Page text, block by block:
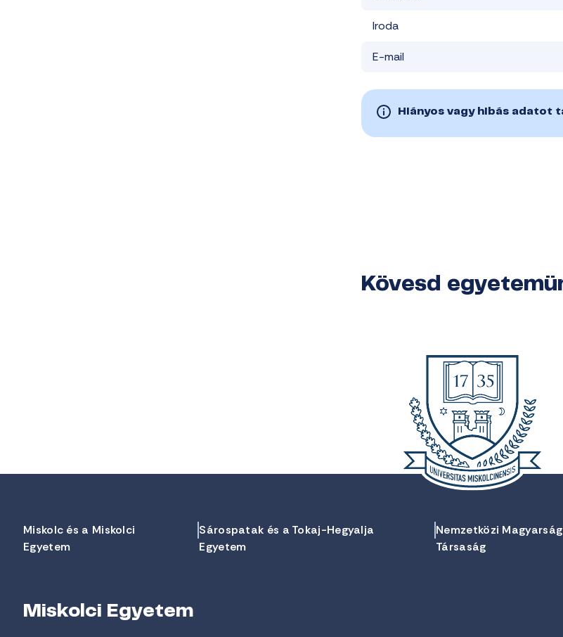
Iroda
E-mail
Hiányos vagy hibás adatot
Kövesd
Miskolc és a Miskolci
Egyetem
Sárospatak és a Tokaj-Hegyalja
Egyetem
Nemzetközi
Társaság
Miskolci Egyetem